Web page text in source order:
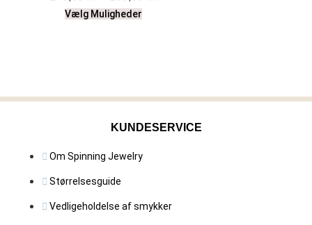
Vælg Muligheder
KUNDESERVICE
Om Spinning Jewelry
Størrelsesguide
Vedligeholdelse af smykker